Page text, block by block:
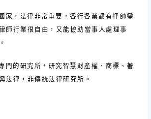
家，法律非常重要，各行各業都有律師需
師行業很自由，又能協助當事人處理事
門的研究所，研究智慧財產權、商標、著
法律，非傳統法律研究所。